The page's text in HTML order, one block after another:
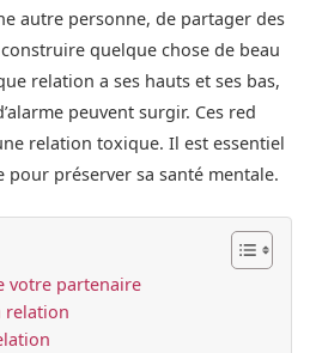
autre personne, de partager des
quelque chose de beau
relation a ses hauts et ses bas,
peuvent surgir. Ces red
relation toxique. Il est essentiel
pour préserver sa santé mentale.
votre partenaire
relation